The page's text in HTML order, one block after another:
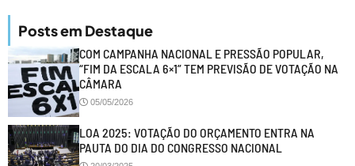
Posts em Destaque
COM CAMPANHA NACIONAL E PRESSÃO POPULAR,
“FIM DA ESCALA 6×1” TEM PREVISÃO DE VOTAÇÃO NA
CÂMARA
05/05/2026
LOA 2025: VOTAÇÃO DO ORÇAMENTO ENTRA NA
PAUTA DO DIA DO CONGRESSO NACIONAL